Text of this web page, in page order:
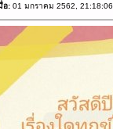
อ:01 มกราคม 2562,